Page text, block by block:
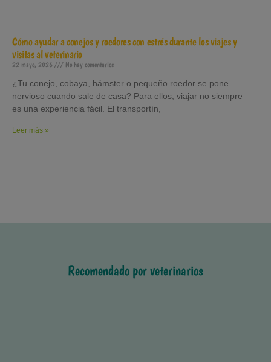
Cómo ayudar a conejos y roedores con estrés durante los viajes y
visitas al veterinario
22 mayo, 2026 No hay comentarios
¿Tu conejo, cobaya, hámster o pequeño roedor se pone
nervioso cuando sale de casa? Para ellos, viajar no siempre
es una experiencia fácil. El transportín,
Leer más »
Recomendado por veterinarios